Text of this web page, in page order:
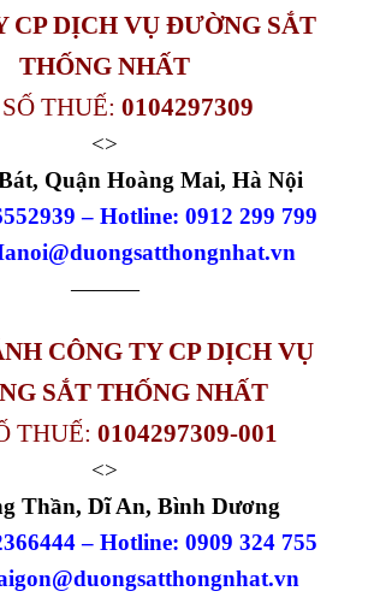
CP DỊCH VỤ ĐƯỜNG SẮT
THỐNG NHẤT
THUẾ: 0104297309
<>
Quận Hoàng Mai, Hà Nội
– Hotline: 0912 299 799
———
CÔNG TY CP DỊCH VỤ
SẮT THỐNG NHẤT
THUẾ: 0104297309-001
<>
Thần, Dĩ An, Bình Dương
– Hotline: 0909 324 755